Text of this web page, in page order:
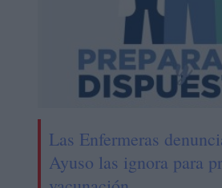
Las Enfermeras
Ayuso las ignora para